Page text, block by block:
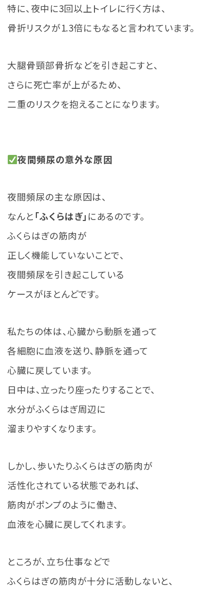
特に、夜中に3回以上トイレに行く方は、
骨折リスクが1.3倍にもなると言われています。
大腿骨頸部骨折などを引き起こすと、
さらに死亡率が上がるため、
二重のリスクを抱えることになります。
夜間頻尿の意外な原因
夜間頻尿の主な原因は、
なんと 「ふくらはぎ」 にあるのです。
ふくらはぎの筋肉が
正しく機能していないことで、
夜間頻尿を引き起こしている
ケースがほとんどです。
私たちの体は、心臓から動脈を通って
各細胞に血液を送り、静脈を通って
心臓に戻しています。
日中は、立ったり座ったりすることで、
水分がふくらはぎ周辺に
溜まりやすくなります。
しかし、歩いたりふくらはぎの筋肉が
活性化されている状態であれば、
筋肉がポンプのように働き、
血液を心臓に戻してくれます。
ところが、立ち仕事などで
ふくらはぎの筋肉が十分に活動しないと、